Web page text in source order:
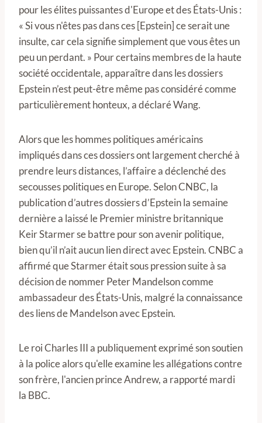
pour les élites puissantes d'Europe et des États-Unis :
« Si vous n'êtes pas dans ces [Epstein] ce serait une
insulte, car cela signifie simplement que vous êtes un
peu un perdant. » Pour certains membres de la haute
société occidentale, apparaître dans les dossiers
Epstein n’est peut-être même pas considéré comme
particulièrement honteux, a déclaré Wang.
Alors que les hommes politiques américains
impliqués dans ces dossiers ont largement cherché à
prendre leurs distances, l’affaire a déclenché des
secousses politiques en Europe. Selon CNBC, la
publication d’autres dossiers d’Epstein la semaine
dernière a laissé le Premier ministre britannique
Keir Starmer se battre pour son avenir politique,
bien qu’il n’ait aucun lien direct avec Epstein. CNBC a
affirmé que Starmer était sous pression suite à sa
décision de nommer Peter Mandelson comme
ambassadeur des États-Unis, malgré la connaissance
des liens de Mandelson avec Epstein.
Le roi Charles III a publiquement exprimé son soutien
à la police alors qu'elle examine les allégations contre
son frère, l'ancien prince Andrew, a rapporté mardi
la BBC.